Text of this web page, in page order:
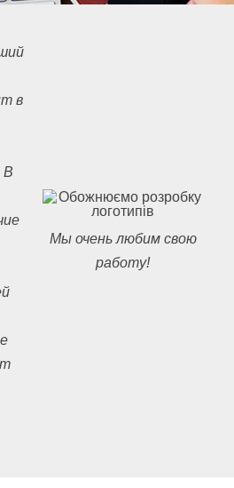
в
В
Мы очень любим свою
работу!